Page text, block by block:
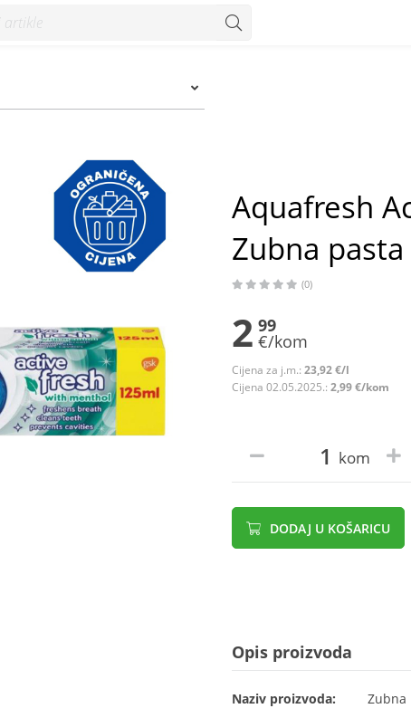
Aquafresh
Zubna
(0)
2 99
€/kom
Cijena za j.m.: 23,92 €/l
Cijena 02.05.2025.: 2,99 €/kom
kom
DODAJ U KOŠARICU
Opis proizvoda
Naziv proizvoda:
Zubna